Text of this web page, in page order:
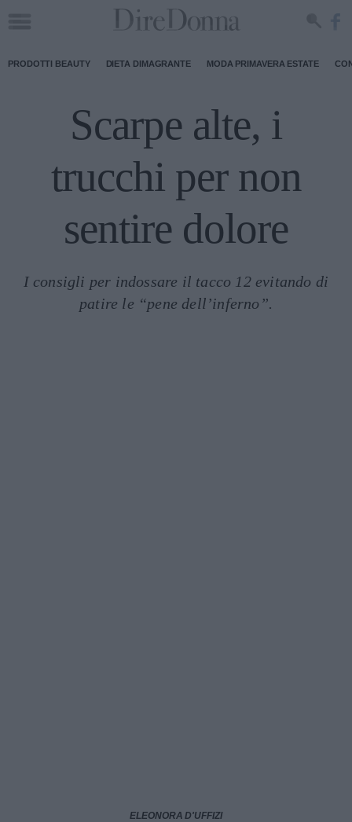
PRODOTTI BEAUTY DIETA DIMAGRANTE MODA PRIMAVERA ESTATE
Scarpe alte, i
trucchi per non
sentire dolore
I consigli per indossare il tacco 12 evitando di
patire le “pene dell’inferno”.
ELEONORA D'UFFIZI